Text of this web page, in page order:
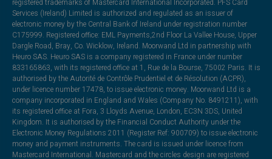
registered trademarks of Mastercard International Incorporated. PFS Card
Services (Ireland) Limited is authorized and regulated as an issuer of
electronic money by the Central Bank of Ireland under registration number
C175999. Registered office: EML Payments,2nd Floor La Vallee House, Upper
Dargle Road, Bray, Co. Wicklow, Ireland. Moorwand Ltd in partnership with
Heuro SAS. Heuro SAS is a company registered in France under number
833165863, with its registered office at 1, Rue de la Bourse, 75002 Paris. It is
authorised by the Autorité de Contrôle Prudentiel et de Résolution (ACPR),
under licence number 17478, to issue electronic money. Moorwand Ltd is a
company incorporated in England and Wales (Company No. 8491211), with
its registered office at Fora, 3 Lloyds Avenue, London, EC3N 3DS, United
Kingdom. It is authorised by the Financial Conduct Authority under the
Electronic Money Regulations 2011 (Register Ref: 900709) to issue electronic
money and payment instruments. The card is issued under licence from
Mastercard International. Mastercard and the circles design are registered